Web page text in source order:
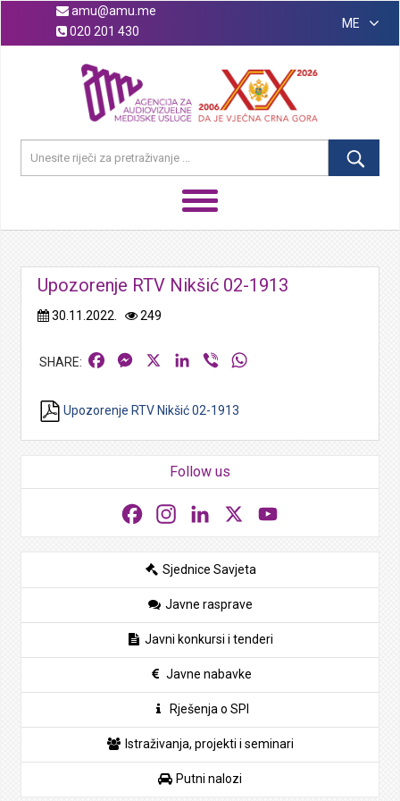
amu@amu.me
020 201 430
ME
Upozorenje RTV Nikšić 02-1913
30.11.2022. 249
FacebookMessengerLinkedIn
Viber
Upozorenje RTV Nikšić 02-1913
Follow us
FacebookInstagramLinkedIn
Sjednice Savjeta
Javne rasprave
Javni konkursi i tenderi
Javne nabavke
Rješenja o SPI
Istraživanja, projekti i seminari
Putni nalozi